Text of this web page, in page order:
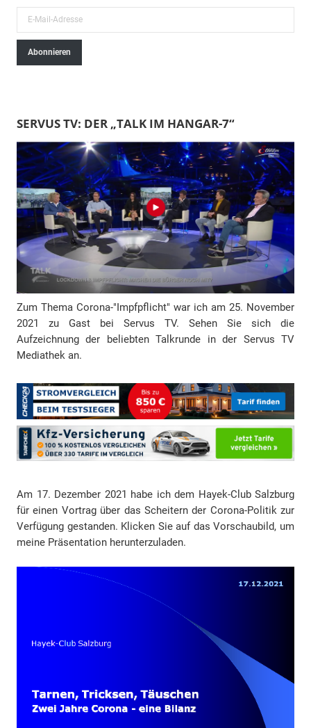
-
-
A
d
r
e
s
s
Abonnieren
SERVUS TV: DER „TALK IM HANGAR-7“
Zum Thema Corona-"Impfpflicht" war ich am 25. November
2021 zu Gast bei Servus TV. Sehen Sie sich die
Aufzeichnung der beliebten Talkrunde in der Servus TV
Mediathek an.
Am 17. Dezember 2021 habe ich dem Hayek-Club Salzburg
für einen Vortrag über das Scheitern der Corona-Politik zur
Verfügung gestanden. Klicken Sie auf das Vorschaubild, um
meine Präsentation herunterzuladen.